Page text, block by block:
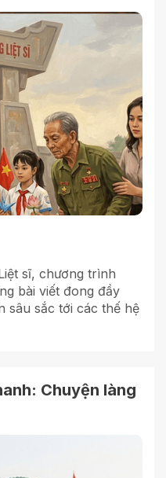
sĩ, chương trình
bài viết đong đầy
sâu sắc tới các thế hệ
Chuyện làng